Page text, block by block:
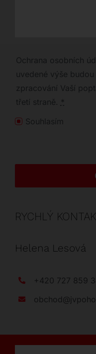
Ochrana osobních
uvedené výše
zpracování Vaší
třetí straně. *
Souhlasím
RYCHLÝ
Helena Lesová
+420 727 859